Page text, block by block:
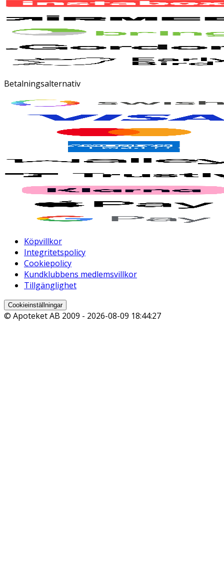
Betalningsalternativ
Köpvillkor
Integritetspolicy
Cookiepolicy
Kundklubbens medlemsvillkor
Tillgänglighet
Cookieinställningar
© Apoteket AB 2009 - 2026-08-09 18:44:27